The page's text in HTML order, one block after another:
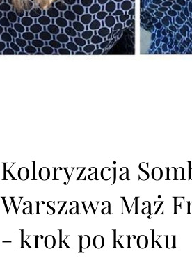
Koloryzacja
Warszawa Mąż
- krok po kroku